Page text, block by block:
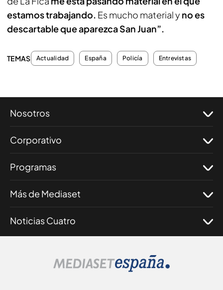
estamos trabajando. Es mucho material y no es
descartable que aparezca San Juan”.
TEMAS Actualidad España Policía Entrevistas
Nosotros
Corporativo
Programas
Más de Mediaset
Noticias Cuatro